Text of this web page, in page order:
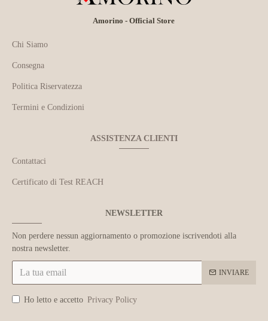
Amorino - Official Store
Chi Siamo
Consegna
Politica Riservatezza
Termini e Condizioni
ASSISTENZA CLIENTI
Contattaci
Certificato di Test REACH
NEWSLETTER
Non perdere nessun aggiornamento o promozione iscrivendoti alla
nostra newsletter.
INVIARE
Ho letto e accetto Privacy Policy